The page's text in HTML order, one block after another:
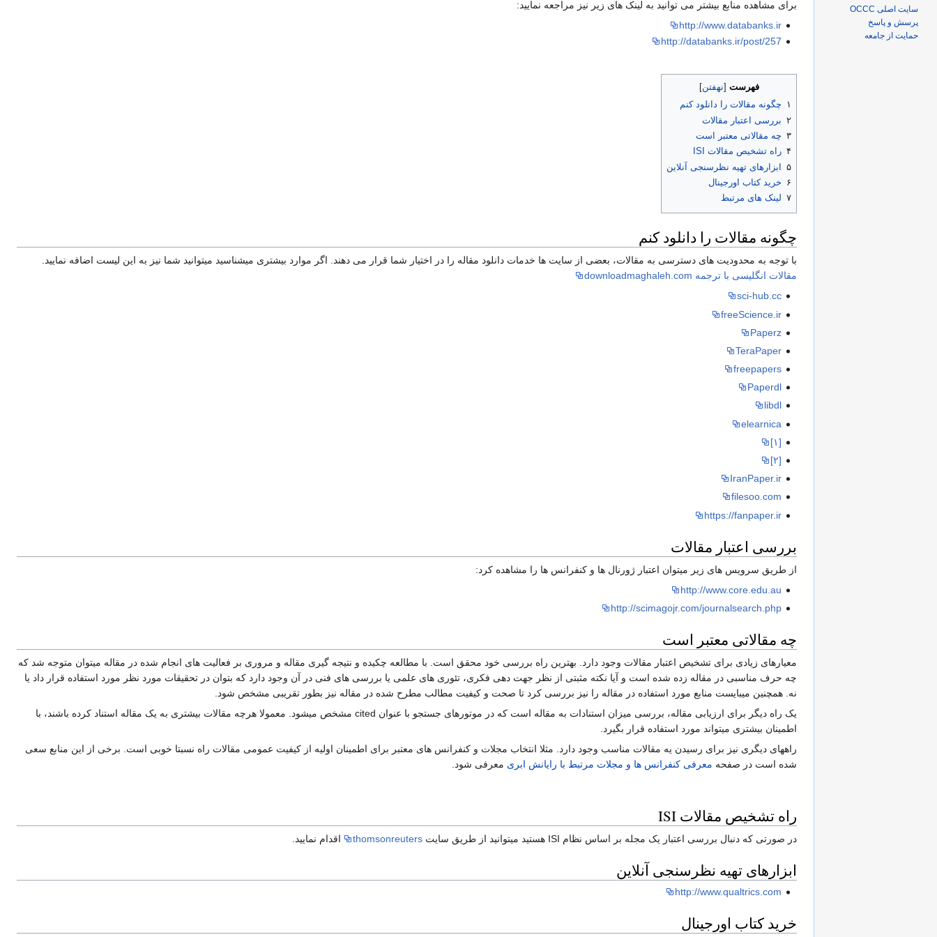
برای مشاهده منابع بیشتر می توانید به لینک های زیر نیز مراجعه نمایید:
http://www.databanks.ir
http://databanks.ir/post/257
فهرست
۱
چگونه مقالات را دانلود کنم
۲ بررسی اعتبار مقالات
۳ چه مقالاتی معتبر است
۴ راه تشخیص مقالات ISI
۵ ابزارهای تهیه نظرسنجی آنلاین
۶ خرید کتاب اورجینال
۷ لینک های مرتبط
چگونه مقالات را دانلود کنم
با توجه به محدودیت های دسترسی به مقالات، بعضی از سایت ها خدمات دانلود مقاله را در اختیار شما قرار می دهند. اگر موارد بیشتری میشناسید میتوانید شما نیز به این لیست اضافه نمایید.
مقالات انگلیسی با ترجمه downloadmaghaleh.com
sci-hub.cc
freeScience.ir
Paperz
TeraPaper
freepapers
Paperdl
libdl
elearnica
[۱]
[۲]
IranPaper.ir
filesoo.com
https://fanpaper.ir
بررسی اعتبار مقالات
از طریق سرویس های زیر میتوان اعتبار ژورنال ها و کنفرانس ها را مشاهده کرد:
http://www.core.edu.au
http://scimagojr.com/journalsearch.php
چه مقالاتی معتبر است
معیارهای زیادی برای تشخیص اعتبار مقالات وجود دارد. بهترین راه بررسی خود محقق است. با مطالعه چکیده و نتیجه گیری مقاله و مروری بر فعالیت های انجام شده در مقاله میتوان متوجه شد که
چه حرف مناسبی در مقاله زده شده است و آیا نکته مثبتی از نظر جهت دهی فکری، تئوری های علمی یا بررسی های فنی در آن وجود دارد که بتوان در تحقیقات مورد نظر مورد استفاده قرار داد یا
نه. همچنین میبایست منابع مورد استفاده در مقاله را نیز بررسی کرد تا صحت و کیفیت مطالب مطرح شده در مقاله نیز بطور تقریبی مشخص شود.
یک راه دیگر برای ارزیابی مقاله، بررسی میزان استنادات به مقاله است که در موتورهای جستجو با عنوان cited مشخص میشود. معمولا هرچه مقالات بیشتری به یک مقاله استناد کرده باشند، با
اطمینان بیشتری میتواند مورد استفاده قرار بگیرد.
راههای دیگری نیز برای رسیدن یه مقالات مناسب وجود دارد. مثلا انتخاب مجلات و کنفرانس های معتبر برای اطمینان اولیه از کیفیت عمومی مقالات راه نسبتا خوبی است. برخی از این منابع سعی
شده است در صفحه معرفی کنفرانس ها و مجلات مرتبط با رایانش ابری معرفی شود.
راه تشخیص مقالات ISI
در صورتی که دنبال بررسی اعتبار یک مجله بر اساس نظام ISI هستید میتوانید از طریق سایت thomsonreuters اقدام نمایید.
ابزارهای تهیه نظرسنجی آنلاین
http://www.qualtrics.com
خرید کتاب اورجینال
سایت اصلی OCCC
پرسش و پاسخ
حمایت از جامعه